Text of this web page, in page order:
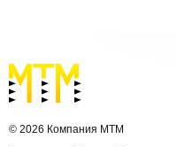
© 2026 Компания МТМ